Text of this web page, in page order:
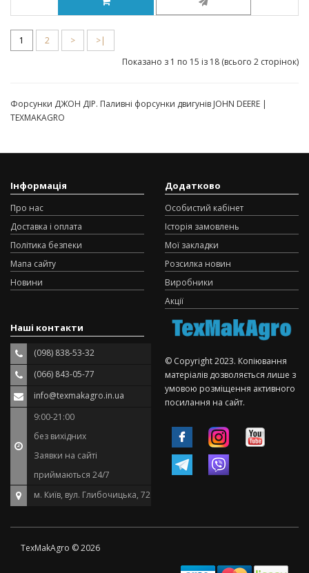
1 2 >
>|
Показано з 1 по 15 із 18 (всього 2 сторінок)
Форсунки ДЖОН ДІР. Паливні форсунки двигунів JOHN DEERE |
TEXMAKAGRO
Інформація
Про нас
Доставка і оплата
Політика безпеки
Мапа сайту
Новини
Додатково
Особистий кабінет
Історія замовлень
Мої закладки
Розсилка новин
Виробники
Акції
Наші контакти
(098) 838-53-32
(066) 843-05-77
info@texmakagro.in.ua
9:00-21:00
без вихідних
Заявки на сайті
приймаються 24/7
м. Київ, вул. Глибочицька, 72
© Copyright 2023. Копіювання
матеріалів дозволяється лише з
умовою розміщення активного
посилання на сайт.
TexMakAgro © 2026